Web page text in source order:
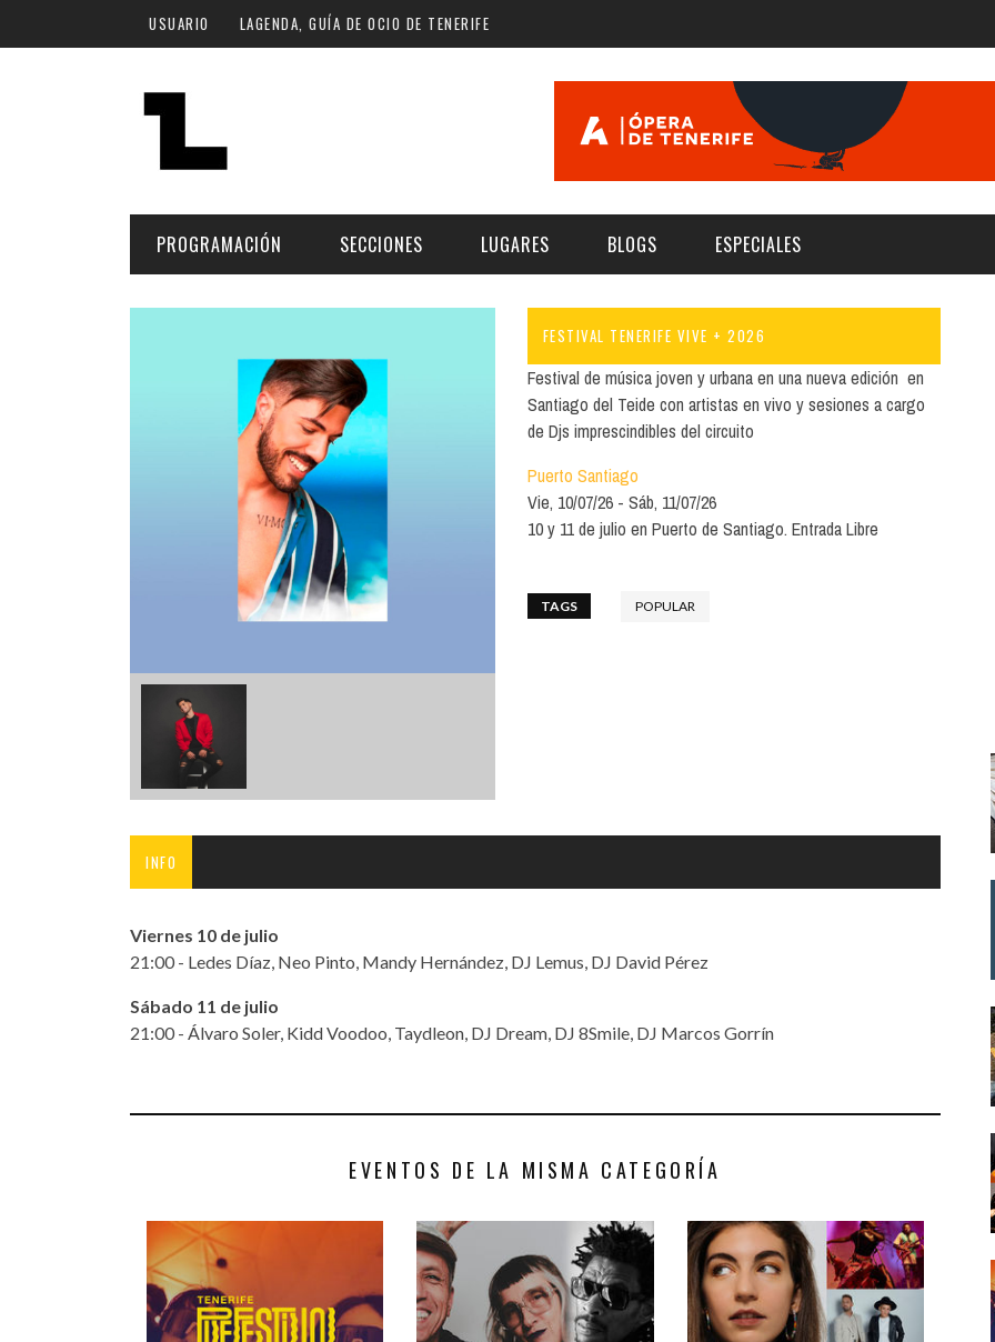
Pasar al contenido principal
USUARIO LAGENDA, GUÍA DE OCIO DE TENERIFE
PROGRAMACIÓN
Plan Finde
Norte
Santa Cruz | La Laguna
Cultura
SECCIONES
ESCÉNICAS
CULTURA
GASTRONOMÍA
INFANTIL
LUGARES
ARTE | MUSEOS
SALAS Y AUDITORIOS
ESPACIOS CULTURALES
LOCALES CON ACTUACIONES
BLOGS ESPECIALES
FESTIVAL BOREAL 2026
FESTIVAL TAGANANA 2026
TENERIFE PHE FESTIVAL 2026
FESTIVAL TENERIFE VIVE + 2026
Festival de música joven y urbana en una nueva edición en
Santiago del Teide con artistas en vivo y sesiones a cargo
de Djs imprescindibles del circuito
Puerto Santiago
Vie, 10/07/26
Sáb, 11/07/26
10 y 11 de julio en Puerto de Santiago. Entrada Libre
TAGS POPULAR
INFO
Viernes 10 de julio
21:00 - Ledes Díaz, Neo Pinto, Mandy Hernández, DJ Lemus, DJ David Pérez
Sábado 11 de julio
21:00 - Álvaro Soler, Kidd Voodoo, Taydleon, DJ Dream, DJ 8Smile, DJ Marcos Gorrín
EVENTOS DE LA MISMA CATEGORÍA